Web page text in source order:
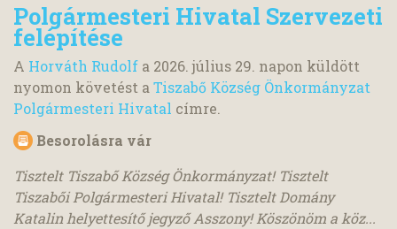
Polgármesteri Hivatal Szervezeti
felépítése
A Horváth Rudolf a 2026. július 29. napon küldött
nyomon követést a Tiszabő Község Önkormányzat
Polgármesteri Hivatal címre.
Besorolásra vár
Tisztelt Tiszabő Község Önkormányzat! Tisztelt
Tiszabői Polgármesteri Hivatal! Tisztelt Domány
Katalin helyettesítő jegyző Asszony! Köszönöm a köz...